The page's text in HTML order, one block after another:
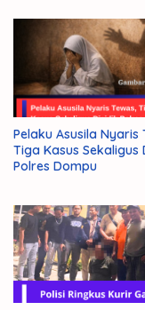
Pelaku Asusila Nyaris
Tiga Kasus Sekaligus
Polres Dompu